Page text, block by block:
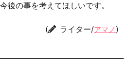
後の事を考えてほしいです。
( ライター/アマノ )